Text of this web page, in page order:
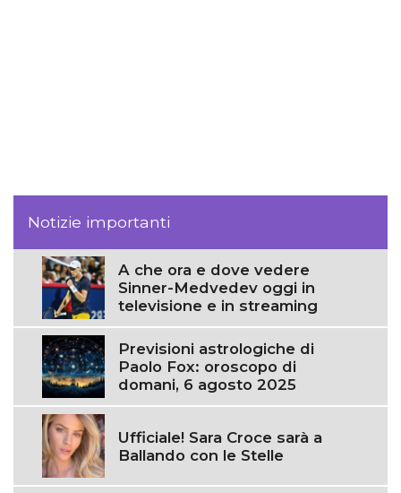
Notizie importanti
A che ora e dove vedere
Sinner-Medvedev oggi in
televisione e in streaming
Previsioni astrologiche di
Paolo Fox: oroscopo di
domani, 6 agosto 2025
Ufficiale! Sara Croce sarà a
Ballando con le Stelle